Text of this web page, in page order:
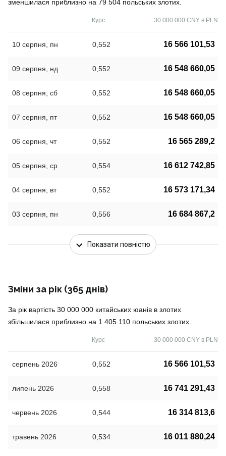
зменшилася приблизно на 79 504 польських злотих.
Курс 30 000 000 CNY в PLN
10 серпня, пн 0,552 16 566 101,53
09 серпня, нд 0,552 16 548 660,05
08 серпня, сб 0,552 16 548 660,05
07 серпня, пт 0,552 16 548 660,05
06 серпня, чт 0,552 16 565 289,2
05 серпня, ср 0,554 16 612 742,85
04 серпня, вт 0,552 16 573 171,34
03 серпня, пн 0,556 16 684 867,2
Показати повністю
Зміни за рік (365 днів)
За рік вартість 30 000 000 китайських юанів в злотих
збільшилася приблизно на 1 405 110 польських злотих.
Курс 30 000 000 CNY в PLN
серпень 2026 0,552 16 566 101,53
липень 2026 0,558 16 741 291,43
червень 2026 0,544 16 314 813,6
травень 2026 0,534 16 011 880,24